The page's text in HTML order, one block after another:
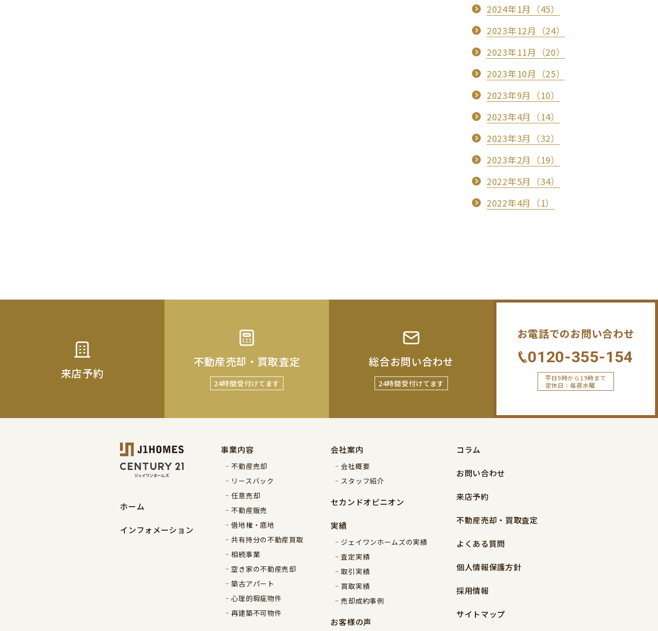
2024年1月（45）
2023年12月（24）
2023年11月（20）
2023年10月（25）
2023年9月（10）
2023年4月（14）
2023年3月（32）
2023年2月（19）
2022年5月（34）
2022年4月（1）
来店予約
不動産売却・買取査定
24時間受付けてます
総合お問い合わせ
24時間受付けてます
お電話でのお問い合わせ
0120-355-154
平日9時から19時まで
定休日：毎週水曜
ホーム
インフォメーション
事業内容
不動産売却
リースバック
任意売却
不動産販売
借地権・底地
共有持分の不動産買取
相続事業
空き家の不動産売却
築古アパート
心理的瑕疵物件
再建築不可物件
会社案内
会社概要
スタッフ紹介
セカンドオピニオン
実績
ジェイワンホームズの実績
査定実績
取引実績
買取実績
売却成約事例
お客様の声
コラム
お問い合わせ
来店予約
不動産売却・買取査定
よくある質問
個人情報保護方針
採用情報
サイトマップ